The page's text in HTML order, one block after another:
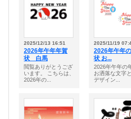
2025/12/13 16:51
2026年午年年賀
状 白馬
閲覧ありがとうござ
います。 こちらは、
2026年の...
2025/11/19
2026年午年
状 お...
2026年午年の
お洒落な文字
デザイン...